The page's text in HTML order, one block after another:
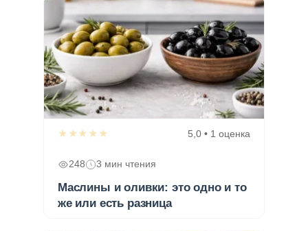
★★★★★ 5,0 • 1 оценка
248 3 мин чтения
Маслины и оливки: это одно и то
же или есть разница